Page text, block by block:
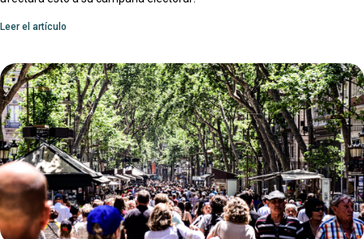
Leer el artículo